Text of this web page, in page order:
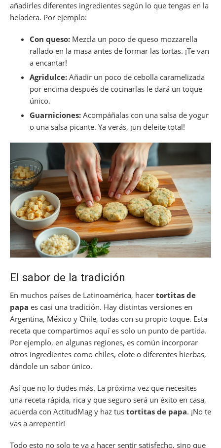
añadirles diferentes ingredientes según lo que tengas en la
heladera. Por ejemplo:
Con queso: Mezcla un poco de queso mozzarella
rallado en la masa antes de formar las tortas. ¡Te van
a encantar!
Agridulce: Añadir un poco de cebolla caramelizada
por encima después de cocinarlas le dará un toque
único.
Guarniciones: Acompáñalas con una salsa de yogur
o una salsa picante. Ya verás, ¡un deleite total!
El sabor de la tradición
En muchos países de Latinoamérica, hacer tortitas de
papa es casi una tradición. Hay distintas versiones en
Argentina, México y Chile, todas con su propio toque. Esta
receta que compartimos aquí es solo un punto de partida.
Por ejemplo, en algunas regiones, es común incorporar
otros ingredientes como chiles, elote o diferentes hierbas,
dándole un sabor único.
Así que no lo dudes más. La próxima vez que necesites
una receta rápida, rica y que seguro será un éxito en casa,
acuerda con ActitudMag y haz tus tortitas de papa. ¡No te
vas a arrepentir!
Todo esto no solo te va a hacer sentir satisfecho, sino que